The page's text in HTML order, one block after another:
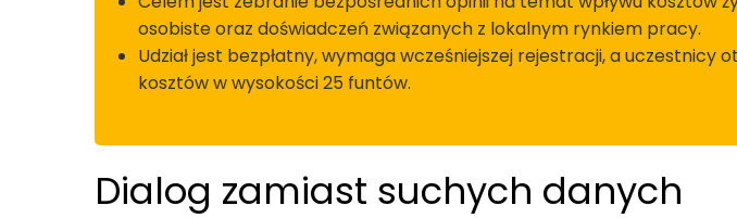
osobiste oraz doświadczeń związanych z lokalnym rynkiem pracy.
Udział jest bezpłatny, wymaga wcześniejszej rejestracji, a uczestnicy
kosztów w wysokości 25 funtów.
Dialog zamiast suchych danych